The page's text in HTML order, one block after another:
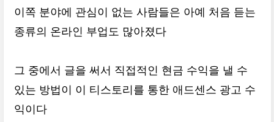
이쪽 분야에 관심이 없는 사람들은 아예 처음 듣는
종류의 온라인 부업도 많아졌다
그 중에서 글을 써서 직접적인 현금 수익을 낼 수
있는 방법이 이 티스토리를 통한 애드센스 광고 수
익이다